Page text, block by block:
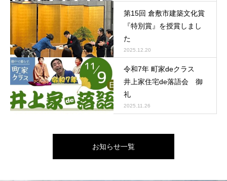
第15回 倉敷市建築文化賞
『特別賞』を授賞しまし
た
2025.12.20
令和7年 町家deクラス
井上家住宅de落語会 御
礼
2025.11.26
お知らせ一覧